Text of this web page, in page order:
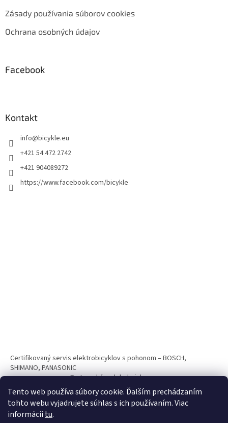
Tento web používa súbory cookie. Ďalším prechádzaním
tohto webu vyjadrujete súhlas s ich používaním. Viac
informáciítu.
Zásady používania súborov cookies
Ochrana osobných údajov
Facebook
Kontakt
info@bicykle.eu
+421 54 472 2742
+421 904089272
https://www.facebook.com/bicykle
Certifikovaný servis elektrobicyklov s pohonom – BOSCH,
SHIMANO, PANASONIC
Partnerský web hokejshop.eu